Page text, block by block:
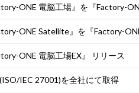
ONE 電脳工場』を『Factory-
ONE Satellite』を『Factory-
ONE 電脳工場EX』 リリース
IEC 27001)を全社にて取得